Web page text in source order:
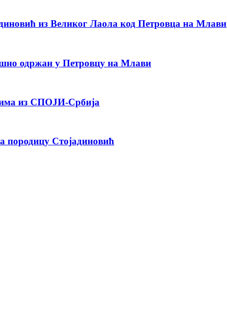
из Великог Лаола код Петровца на Млави
одржан у Петровцу на Млави
из СПОЈИ-Србија
породицу Стојадиновић